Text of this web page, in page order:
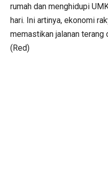
rumah dan menghidupi
hari. Ini artinya, ekonomi
memastikan jalanan terang
(Red)